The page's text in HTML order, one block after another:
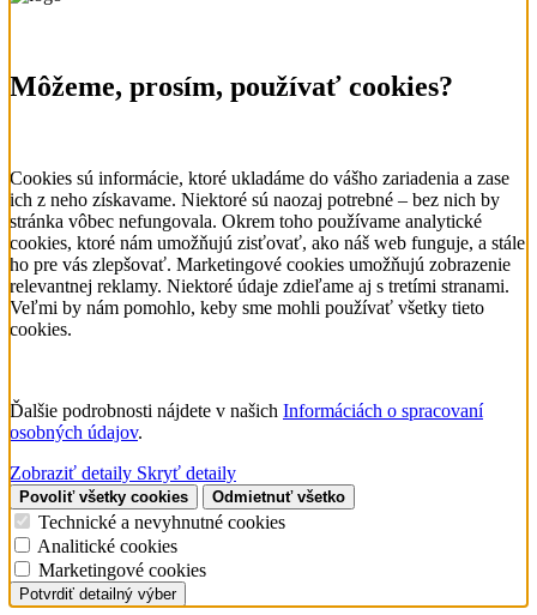
Môžeme, prosím, používať cookies?
Cookies sú informácie, ktoré ukladáme do vášho zariadenia a zase
ich z neho získavame. Niektoré sú naozaj potrebné – bez nich by
stránka vôbec nefungovala. Okrem toho používame analytické
cookies, ktoré nám umožňujú zisťovať, ako náš web funguje, a stále
ho pre vás zlepšovať. Marketingové cookies umožňujú zobrazenie
relevantnej reklamy. Niektoré údaje zdieľame aj s tretími stranami.
Veľmi by nám pomohlo, keby sme mohli používať všetky tieto
cookies.
Ďalšie podrobnosti nájdete v našich Informáciách o spracovaní
osobných údajov.
Zobraziť detaily Skryť detaily
Povoliť všetky cookies Odmietnuť všetko
Technické a nevyhnutné cookies
Analitické cookies
Marketingové cookies
Potvrdiť detailný výber